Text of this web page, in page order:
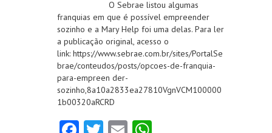
O Sebrae listou algumas
franquias em que é possível empreender
sozinho e a Mary Help foi uma delas. Para ler
a publicação original, acesso o
link: https://www.sebrae.com.br/sites/PortalSe
brae/conteudos/posts/opcoes-de-franquia-
para-empreen der-
sozinho,8a10a2833ea27810VgnVCM100000
1b00320aRCRD